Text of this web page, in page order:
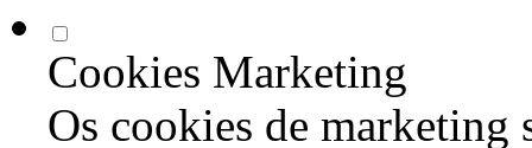
Cookies Marketing
Os cookies de marketing